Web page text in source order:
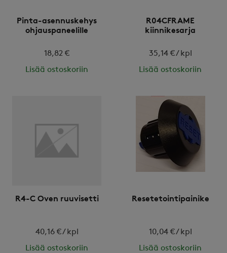
Pinta-asennuskehys
ohjauspaneelille
18,82 €
Lisää ostoskoriin
R04CFRAME
kiinnikesarja
35,14 € / kpl
Lisää ostoskoriin
R4-C Oven ruuvisetti
40,16 € / kpl
Lisää ostoskoriin
Resetetointipainike
10,04 € / kpl
Lisää ostoskoriin